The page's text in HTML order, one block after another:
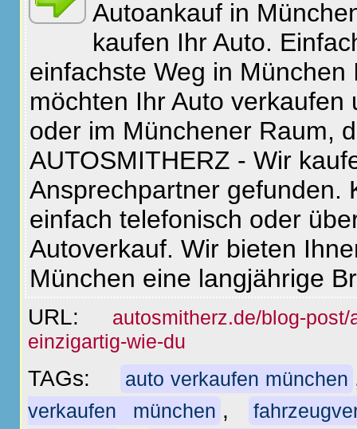
Autoankauf in
kaufen Ihr Auto.
einfachste Weg in
möchten Ihr Auto
oder im Münchener Raum,
AUTOSMITHERZ - Wir
Ansprechpartner gefunden.
einfach telefonisch oder
Autoverkauf. Wir bieten
München eine langjährige
URL:
autosmitherz.de/blog-
einzigartig-wie-du
TAGs: auto verkaufen münchen
verkaufen münchen ,